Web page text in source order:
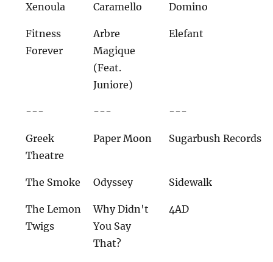
Xenoula Caramello Domino
Fitness
Forever
Arbre
Magique
(Feat.
Juniore)
Elefant
--- --- ---
Greek
Theatre
Paper Moon Sugarbush Records
The Smoke Odyssey Sidewalk
The Lemon
Twigs
Why Didn't
You Say
That?
4AD